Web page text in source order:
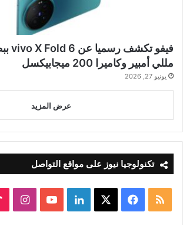
مللي أمبير وكاميرا 200 ميجابيكسل
يونيو 27, 2026
عرض المزيد
تكنولوجيا نيوز على مواقع التواصل
ملخصفيسبوك لينكدإن‫YouTube